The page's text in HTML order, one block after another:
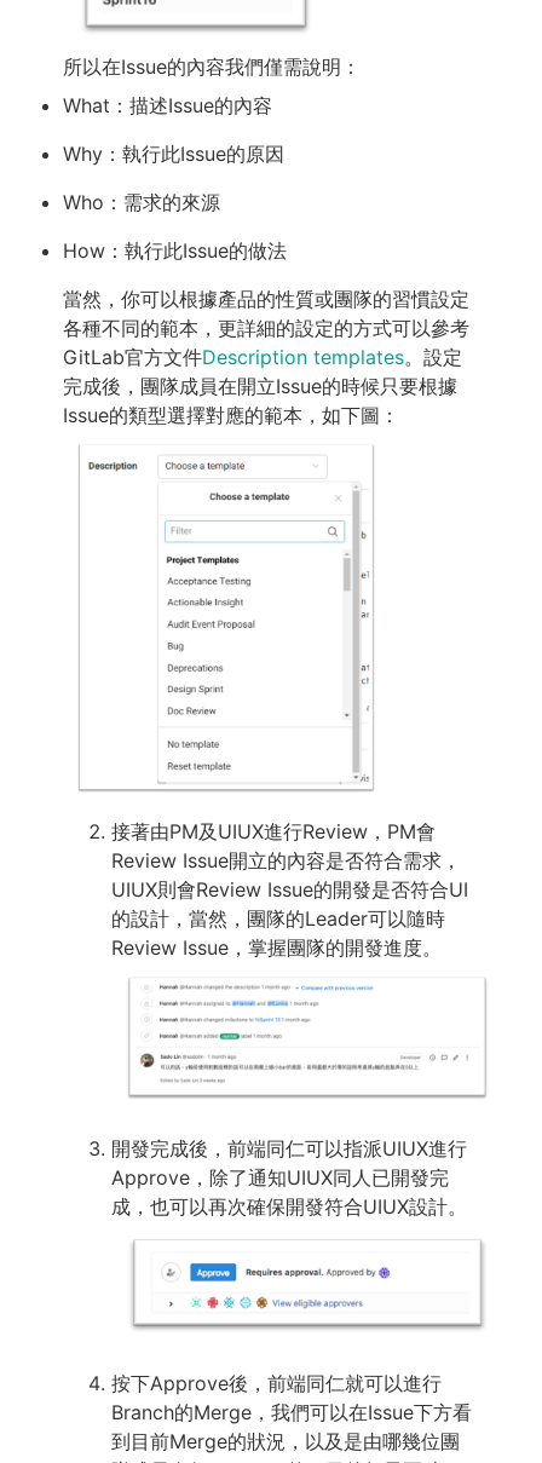
所以在Issue的內容我們僅需說明：
What：描述Issue的內容
Why：執行此Issue的原因
Who：需求的來源
How：執行此Issue的做法
當然，你可以根據產品的性質或團隊的習慣設定
各種不同的範本，更詳細的設定的方式可以參考
GitLab官方文件Description templates。設定
完成後，團隊成員在開立Issue的時候只要根據
Issue的類型選擇對應的範本，如下圖：
接著由PM及UIUX進行Review，PM會
Review Issue開立的內容是否符合需求，
UIUX則會Review Issue的開發是否符合UI
的設計，當然，團隊的Leader可以隨時
Review Issue，掌握團隊的開發進度。
開發完成後，前端同仁可以指派UIUX進行
Approve，除了通知UIUX同人已開發完
成，也可以再次確保開發符合UIUX設計。
按下Approve後，前端同仁就可以進行
Branch的Merge，我們可以在Issue下方看
到目前Merge的狀況，以及是由哪幾位團